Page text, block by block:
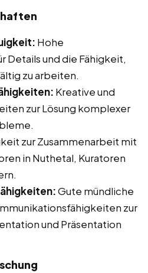
Hohe
Details und die Fähigkeit,
zu arbeiten.
Kreative und
zur Lösung komplexer
zur Zusammenarbeit mit
in Nuthetal, Kuratoren
Gute mündliche
zur
und Präsentation